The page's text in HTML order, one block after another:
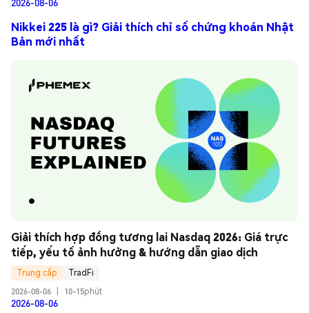
Nikkei 225 là gì? Giải thích chỉ số chứng khoán Nhật
Bản mới nhất
Giải thích hợp đồng tương lai Nasdaq 2026: Giá trực
tiếp, yếu tố ảnh hưởng & hướng dẫn giao dịch
Trung cấp
TradFi
2026-08-06
10-15phút
2026-08-06